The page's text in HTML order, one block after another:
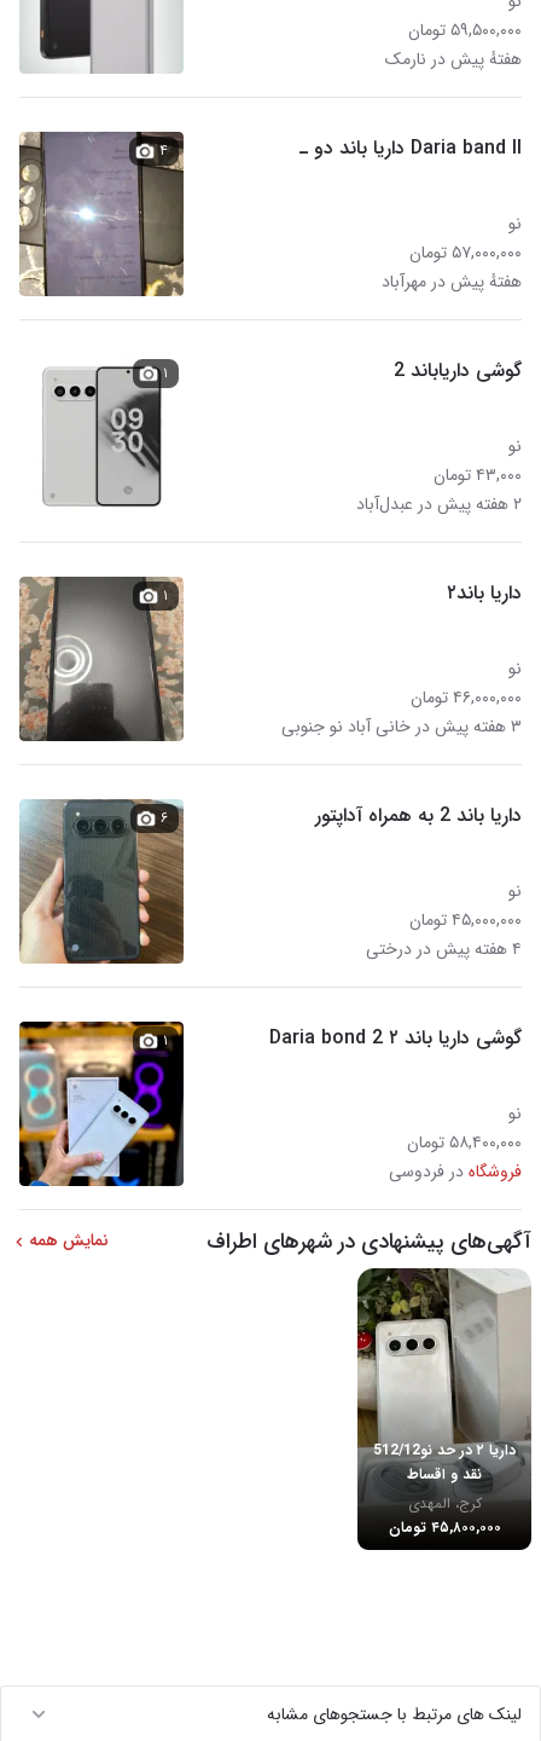
۵۹,۵۰۰,۰۰۰ تومان
هفتهٔ پیش در نارمک
Daria band ll داریا باند دو ـ
نو
۵۷,۰۰۰,۰۰۰ تومان
هفتهٔ پیش در مهرآباد
۴
گوشی داریا‌باند 2
نو
۴۳,۰۰۰ تومان
۲ هفته پیش در عبدل‌آباد
۱
داریا باند۲
نو
۴۶,۰۰۰,۰۰۰ تومان
۳ هفته پیش در خانی آباد نو جنوبی
۱
داریا باند 2 به همراه آداپتور
نو
۴۵,۰۰۰,۰۰۰ تومان
۴ هفته پیش در درختی
۶
گوشی داریا باند ۲ Daria bond 2
نو
۵۸,۴۰۰,۰۰۰ تومان
فروشگاهدر فردوسی
۱
آگهی‌های پیشنهادی در شهرهای اطراف نمایش همه
داریا ۲ در حد نو512/12
نقد و اقساط
کرج، المهدی
۴۵,۸۰۰,۰۰۰ تومان
لینک های مرتبط با جستجوهای مشابه